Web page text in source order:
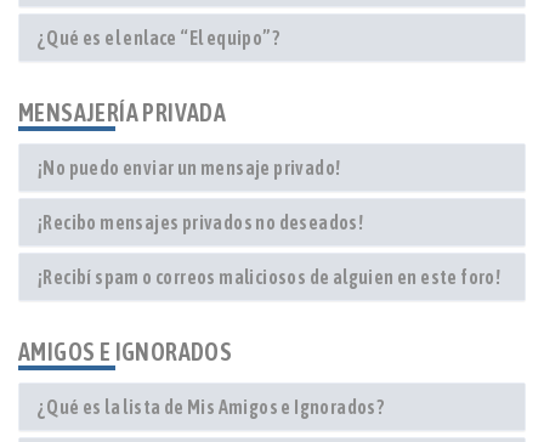
¿Qué es el enlace “El equipo”?
MENSAJERÍA PRIVADA
¡No puedo enviar un mensaje privado!
¡Recibo mensajes privados no deseados!
¡Recibí spam o correos maliciosos de alguien en este foro!
AMIGOS E IGNORADOS
¿Qué es la lista de Mis Amigos e Ignorados?